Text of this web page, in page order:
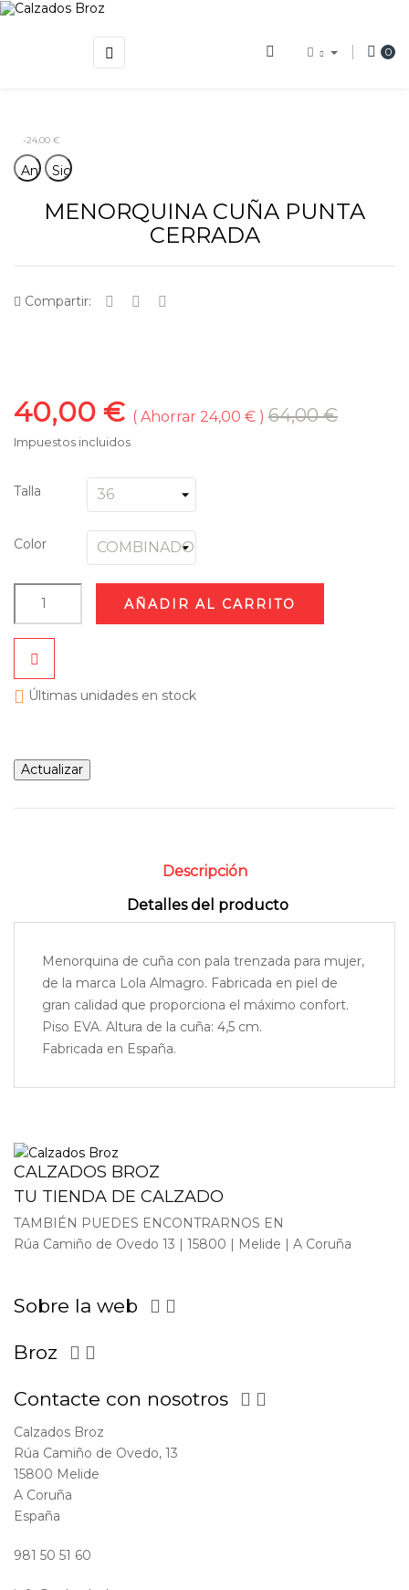
Navegación
de
☰ 0
-24,00 €
AnteriorSiguiente
MENORQUINA CUÑA PUNTA
CERRADA
Compartir:
40,00 € Ahorrar 24,00 € 64,00 €
Impuestos incluidos
Talla
Color
AÑADIR AL CARRITO
 Últimas unidades en stock
Descripción
Detalles del producto
Menorquina de cuña con pala trenzada para mujer,
de la marca Lola Almagro. Fabricada en piel de
gran calidad que proporciona el máximo confort.
Piso EVA. Altura de la cuña: 4,5 cm.
Fabricada en España.
CALZADOS BROZ
TU TIENDA DE CALZADO
TAMBIÉN PUEDES ENCONTRARNOS EN
Rúa Camiño de Ovedo 13 | 15800 | Melide | A Coruña
Sobre la web  
Broz  
Contacte con nosotros  
Calzados Broz
Rúa Camiño de Ovedo, 13
15800 Melide
A Coruña
España
981 50 51 60